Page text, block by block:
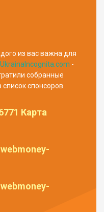
из вас важна для
-
собранные
спонсоров.
Карта